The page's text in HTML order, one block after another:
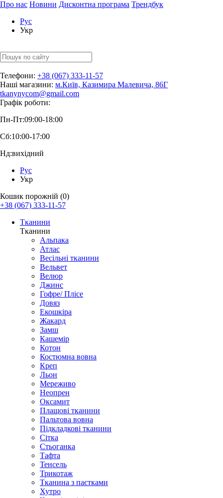
Про нас Новини Дисконтна програма Трендбук
Рус
Укр
Телефони: +38 (067) 333-11-57
Наші магазини: м.Київ, Казимира Малевича, 86Г
tkanynycom@gmail.com
Графік роботи:
Пн-Пт:09:00-18:00
Сб:10:00-17:00
Нд:вихідний
Рус
Укр
Кошик порожній (0)
+38 (067) 333-11-57
Тканини
Тканини
Альпака
Атлас
Весільні тканини
Вельвет
Велюр
Джинс
Гофре/ Плісе
Довяз
Екошкіра
Жакард
Замш
Кашемір
Котон
Костюмна вовна
Креп
Льон
Мереживо
Неопрен
Оксамит
Плащові тканини
Пальтова вовна
Підкладкові тканини
Сітка
Стьоганка
Тафта
Тенсель
Трикотаж
Тканина з паєтками
Хутро